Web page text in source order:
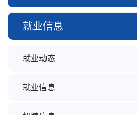
就业信息
就业动态
就业信息